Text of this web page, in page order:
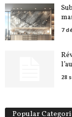
7
28
Popular